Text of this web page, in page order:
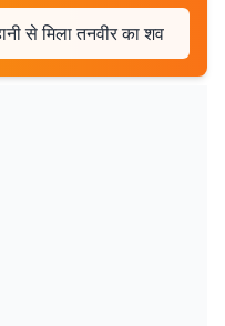
से मिला तनवीर का शव